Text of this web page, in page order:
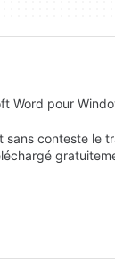
Word pour
sans conteste le